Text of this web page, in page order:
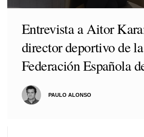
minutes,
Entrevista a Aitor
director deportivo de la
Federación Española
PAULO ALONSO